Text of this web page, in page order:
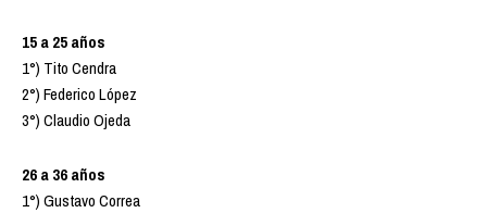
15 a 25 años
1°) Tito Cendra
2°) Federico López
3°) Claudio Ojeda
26 a 36 años
1°) Gustavo Correa